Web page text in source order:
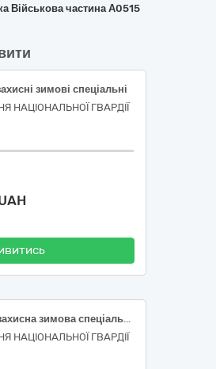
Військова частина А0515
зимові спеціальні
НАЦІОНАЛЬНОЇ ГВАРДІЇ
Куртка вітровологозахисна зимова спеціальна
НАЦІОНАЛЬНОЇ ГВАРДІЇ